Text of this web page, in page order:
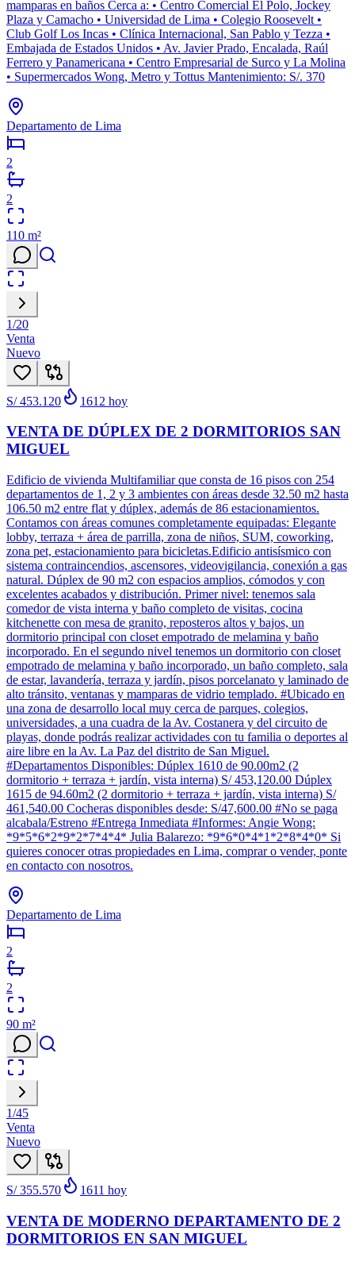
mamparas en baños Cerca a: • Centro Comercial El Polo, Jockey
Plaza y Camacho • Universidad de Lima • Colegio Roosevelt •
Club Golf Los Incas • Clínica Internacional, San Pablo y Tezza •
Embajada de Estados Unidos • Av. Javier Prado, Encalada, Raúl
Ferrero y Panamericana • Centro Empresarial de Surco y La Molina
• Supermercados Wong, Metro y Tottus Mantenimiento: S/. 370
Departamento de Lima
2
2
110 m²
1/20
Venta
Nuevo
S/ 453.120 1612 hoy
VENTA DE DÚPLEX DE 2 DORMITORIOS SAN
MIGUEL
Edificio de vivienda Multifamiliar que consta de 16 pisos con 254
departamentos de 1, 2 y 3 ambientes con áreas desde 32.50 m2 hasta
106.50 m2 entre flat y dúplex, además de 86 estacionamientos.
Contamos con áreas comunes completamente equipadas: Elegante
lobby, terraza + área de parrilla, zona de niños, SUM, coworking,
zona pet, estacionamiento para bicicletas.Edificio antisísmico con
sistema contraincendios, ascensores, videovigilancia, conexión a gas
natural. Dúplex de 90 m2 con espacios amplios, cómodos y con
excelentes acabados y distribución. Primer nivel: tenemos sala
comedor de vista interna y baño completo de visitas, cocina
kitchenette con mesa de granito, reposteros altos y bajos, un
dormitorio principal con closet empotrado de melamina y baño
incorporado. En el segundo nivel tenemos un dormitorio con closet
empotrado de melamina y baño incorporado, un baño completo, sala
de estar, lavandería, terraza y jardín, pisos porcelanato y laminado de
alto tránsito, ventanas y mamparas de vidrio templado. #Ubicado en
una zona de desarrollo local muy cerca de parques, colegios,
universidades, a una cuadra de la Av. Costanera y del circuito de
playas, donde podrás realizar actividades con tu familia o deportes al
aire libre en la Av. La Paz del distrito de San Miguel.
#Departamentos Disponibles: Dúplex 1610 de 90.00m2 (2
dormitorio + terraza + jardín, vista interna) S/ 453,120.00 Dúplex
1615 de 94.60m2 (2 dormitorio + terraza + jardín, vista interna) S/
461,540.00 Cocheras disponibles desde: S/47,600.00 #No se paga
alcabala/Estreno #Entrega Inmediata #Informes: Angie Wong:
*9*5*6*2*9*2*7*4*4* Julia Balarezo: *9*6*0*4*1*2*8*4*0* Si
quieres conocer otras propiedades en Lima, comprar o vender, ponte
en contacto con nosotros.
Departamento de Lima
2
2
90 m²
1/45
Venta
Nuevo
S/ 355.570 1611 hoy
VENTA DE MODERNO DEPARTAMENTO DE 2
DORMITORIOS EN SAN MIGUEL